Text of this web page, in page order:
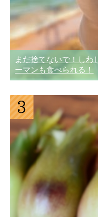
まだ捨てないで！しわ
ーマンも食べられる！